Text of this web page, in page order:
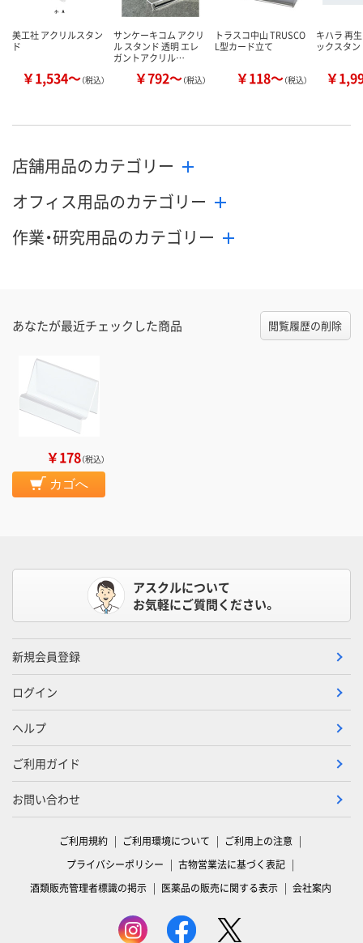
美工社 アクリルスタン
ド
￥1,534～（税込）
サンケーキコム アクリ
ル スタンド 透明 エレ
ガントアクリル…
￥792～（税込）
トラスコ中山 TRUSCO
L型カード立て
￥118～（税込）
キハラ 再
ックスタン
￥
店舗用品のカテゴリー
オフィス用品のカテゴリー
作業・研究用品のカテゴリー
あなたが最近チェックした商品 閲覧履歴の削除
￥178（税込）
カゴへ
アスクルについて
お気軽にご質問ください。
新規会員登録
ログイン
ヘルプ
ご利用ガイド
お問い合わせ
ご利用規約 ご利用環境について
ご利用上の注意
プライバシーポリシー
古物営業法に基づく表記
酒類販売管理者標識の掲示
医薬品の販売に関する表示 会社案内